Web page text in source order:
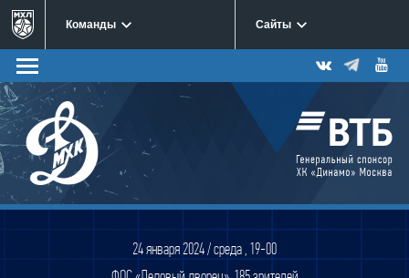
Команды Сайты
24 января 2024 / среда , 19-00